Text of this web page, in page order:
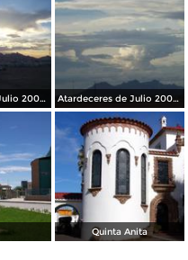
Atardeceres de Julio 2008 Cd. Juarez, Chih. Atardeceres de Julio 2008 Cd. Juarez, Chih.
Quinta Anita